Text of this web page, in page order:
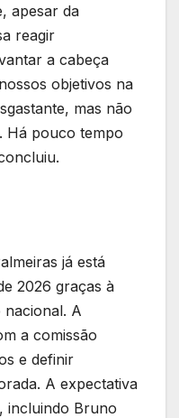
apesar da
reagir
a cabeça
objetivos na
mas não
Há pouco tempo
já está
2026 graças à
A
a comissão
e definir
A expectativa
incluindo Bruno